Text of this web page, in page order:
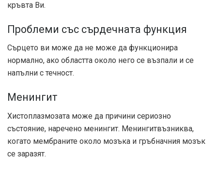
кръвта Ви.
Проблеми със сърдечната функция
Сърцето ви може да не може да функционира
нормално, ако областта около него се възпали и се
напълни с течност.
Менингит
Хистоплазмозата може да причини сериозно
състояние, наречено менингит. Менингитвъзниква,
когато мембраните около мозъка и гръбначния мозък
се заразят.